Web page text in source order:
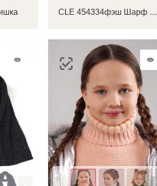
CLE 454334фэш Шарф детский